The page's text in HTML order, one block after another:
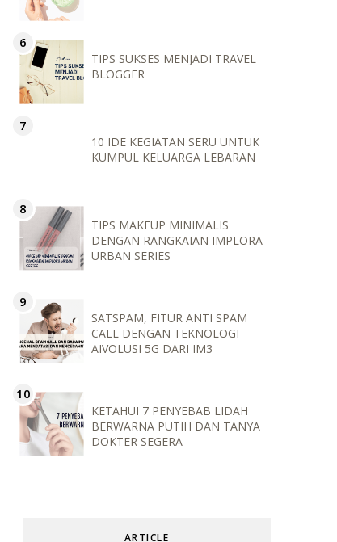
TIPS SUKSES MENJADI TRAVEL
BLOGGER
10 IDE KEGIATAN SERU UNTUK
KUMPUL KELUARGA LEBARAN
TIPS MAKEUP MINIMALIS
DENGAN RANGKAIAN IMPLORA
URBAN SERIES
SATSPAM, FITUR ANTI SPAM
CALL DENGAN TEKNOLOGI
AIVOLUSI 5G DARI IM3
KETAHUI 7 PENYEBAB LIDAH
BERWARNA PUTIH DAN TANYA
DOKTER SEGERA
ARTICLE